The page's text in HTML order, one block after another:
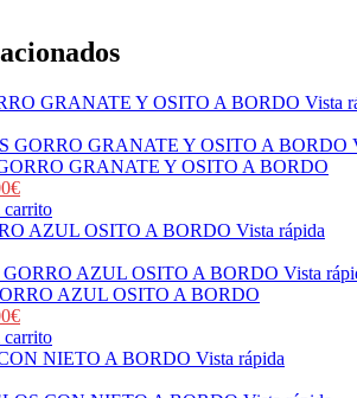
Vista
GRANATE Y OSITO A BORDO
€
carrito
Vista rápida
Vista
AZUL OSITO A BORDO
€
carrito
Vista rápida